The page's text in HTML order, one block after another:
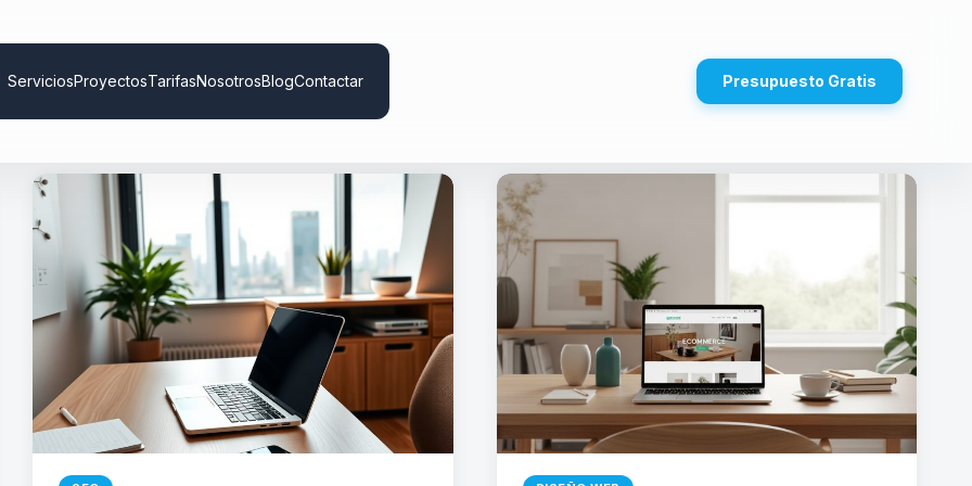
ServiciosProyectosTarifasNosotrosBlogContactar Presupuesto Gratis